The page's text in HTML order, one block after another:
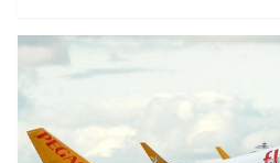
polecimy do słonecznej
Kanaryjskie.To gratka dla
podróży. Szczególnie, że
uruchomione w sezonie
jednak nie jedyny nowy
przez Ryanair.